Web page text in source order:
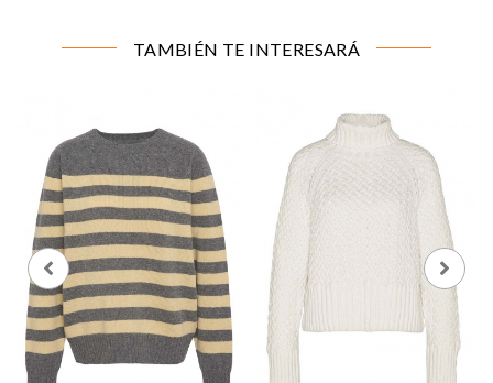
TAMBIÉN TE INTERESARÁ
funcione y no se pueden desactivar en nuestros
sistemas. Puede configurar su navegador para bloquear
o alertar sobre estas cookies, pero alguna áreas del sitio
no funcionarán. Estas cookies no almacenan ninguna
información de identificación personal.
Cookies de rendimiento y analíticas
Estas cookies nos permiten contar las visitas y fuentes
de tráfico para poder evaluar el rendimiento de nuestro
sitio y mejorarlo. Nos ayudan a saber qué páginas son
las más o menos visitadas, y cómo los visitantes
navegan por el sitio. Toda la información que recogen
estas cookies es agregada y, por lo tanto, es anónima.
Cookies de preferencias